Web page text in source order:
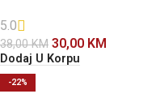
5.0
38,00KM 30,00 KM
Dodaj U Korpu
-22%